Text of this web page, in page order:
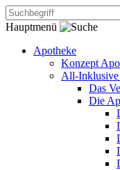
Hauptmenü
Apotheke
Konzept
All-Inklusive
Das
Die